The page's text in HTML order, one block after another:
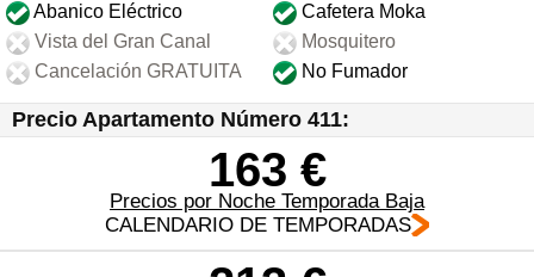
Abanico Eléctrico
Cafetera Moka
Vista del Gran Canal
Mosquitero
Cancelación GRATUITA
No Fumador
Precio Apartamento Número 411:
163 €
Precios por Noche Temporada Baja
CALENDARIO DE TEMPORADAS